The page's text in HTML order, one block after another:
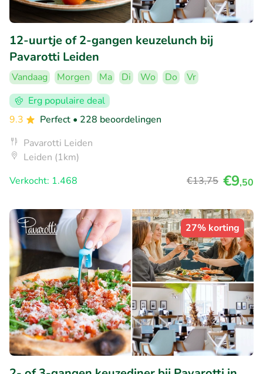
12-uurtje of 2-gangen keuzelunch bij
Pavarotti Leiden
Vandaag Morgen Ma Di Wo Do
Vr
Erg populaire deal
9.3
Perfect • 228 beoordelingen
Pavarotti Leiden
Leiden (1km)
Verkocht: 1.468
€13,75 €9,50
27% korting